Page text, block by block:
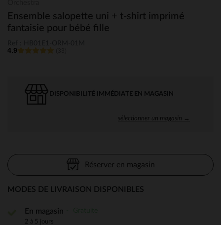
Ensemble salopette uni + t-shirt imprimé
fantaisie pour bébé fille
4.9
DISPONIBILITÉ IMMÉDIATE EN MAGASIN
sélectionner un magasin →
Réserver en magasin
MODES DE LIVRAISON DISPONIBLES
En magasin
2 à 5 jours